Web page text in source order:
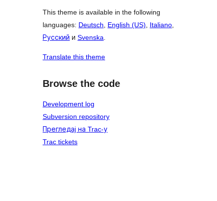
This theme is available in the following
languages: Deutsch, English (US), Italiano,
Русский и Svenska.
Translate this theme
Browse the code
Development log
Subversion repository
Прегледај на Trac-у
Trac tickets